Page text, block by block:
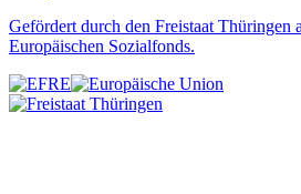
Gefördert durch den Freistaat Thüringen
Europäischen Sozialfonds.